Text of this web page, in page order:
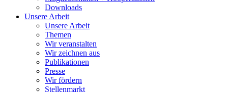
Downloads
Unsere Arbeit
Unsere Arbeit
Themen
Wir veranstalten
Wir zeichnen aus
Publikationen
Presse
Wir fördern
Stellenmarkt